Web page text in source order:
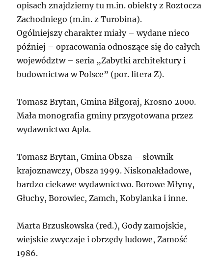
opisach znajdziemy tu m.in. obiekty z Roztocza
Zachodniego (m.in. z Turobina).
Ogólniejszy charakter miały – wydane nieco
później – opracowania odnoszące się do całych
województw – seria „Zabytki architektury i
budownictwa w Polsce” (por. litera Z).
Tomasz Brytan, Gmina Biłgoraj, Krosno 2000.
Mała monografia gminy przygotowana przez
wydawnictwo Apla.
Tomasz Brytan, Gmina Obsza – słownik
krajoznawczy, Obsza 1999. Niskonakładowe,
bardzo ciekawe wydawnictwo. Borowe Młyny,
Głuchy, Borowiec, Zamch, Kobylanka i inne.
Marta Brzuskowska (red.), Gody zamojskie,
wiejskie zwyczaje i obrzędy ludowe, Zamość
1986.